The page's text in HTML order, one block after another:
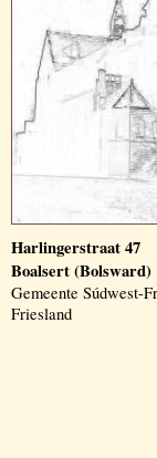
Harlingerstraat 47
Boalsert (Bolsward)
Gemeente Súdwest-
Friesland